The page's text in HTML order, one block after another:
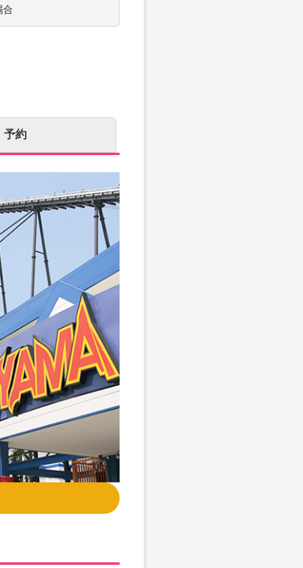
合
予約